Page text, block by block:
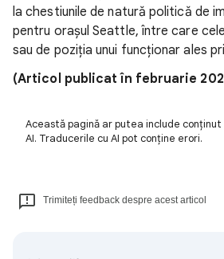
la chestiunile de natură politică de
pentru orașul Seattle, între care
sau de poziția unui funcționar ales
(Articol publicat în februarie
Această pagină ar putea include
AI. Traducerile cu AI pot conține erori.
Trimiteți feedback despre acest articol